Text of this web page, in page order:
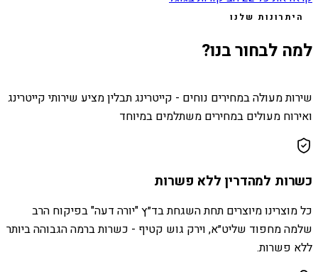
היתרונות שלנו
למה לבחור בנו?
שירות מעולה במחירים נוחים - קייטרינג תבלין מציע שירותי קייטרינג
ואירוח מעולים במחירים משתלמים במיוחד
כשרות למהדרין ללא פשרות
כל מוצרינו מיוצרים תחת השגחת בד״ץ "יורה דעה" בפיקוח הרב
שלמה מחפוד שליט״א, וירק גוש קטיף - כשרות ברמה הגבוהה ביותר
ללא פשרות.